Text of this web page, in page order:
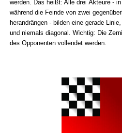
werden. Das heißt: Alle drei Akteure -
während die Feinde von zwei
herandrängen - bilden eine gerade
und niemals diagonal. Wichtig: Die
des Opponenten vollendet werden.